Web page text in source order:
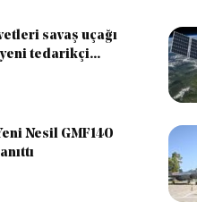
savaş uçağı
tedarikçi...
Nesil GMF140